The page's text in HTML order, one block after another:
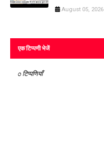
August 05, 2026
एक टिप्पणी भेजें
0 टिप्पणियाँ